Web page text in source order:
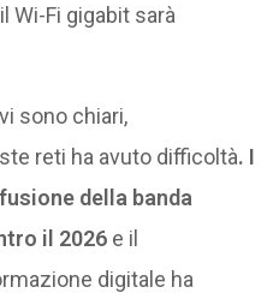
Wi-Fi gigabit sarà
sono chiari,
reti ha avuto difficoltà. I
della banda
il 2026 e il
digitale ha